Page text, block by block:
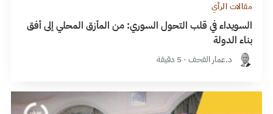
مقالات الرأي
السويداء في قلب التحول السوري: من المأزق المحلي إلى أفق
بناء الدولة
د.عمار القحف · 5 دقيقة